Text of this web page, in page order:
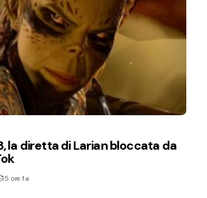
la diretta di Larian bloccata da
15 ore fa